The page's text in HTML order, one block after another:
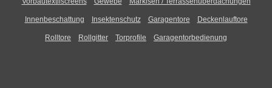
Innenbeschattung Insektenschutz Garagentore Deckenlauftore
Rolltore Rollgitter Torprofile Garagentorbedienung